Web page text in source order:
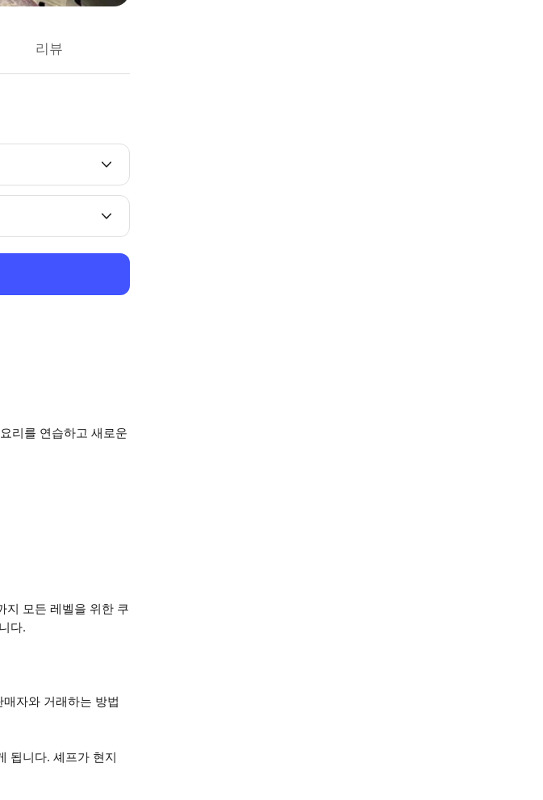
리뷰
리를 연습하고 새로운
지 모든 레벨을 위한 쿠
다.
자와 거래하는 방법
됩니다. 셰프가 현지